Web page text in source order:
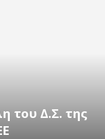
του Δ.Σ. της